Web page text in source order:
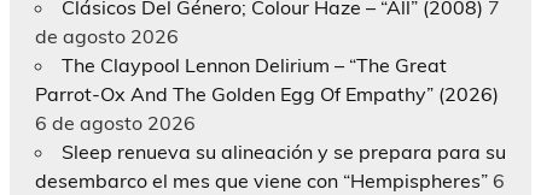
Clásicos Del Género; Colour Haze – “All” (2008) 7
de agosto 2026
The Claypool Lennon Delirium – “The Great
Parrot-Ox And The Golden Egg Of Empathy” (2026)
6 de agosto 2026
Sleep renueva su alineación y se prepara para su
desembarco el mes que viene con “Hempispheres” 6